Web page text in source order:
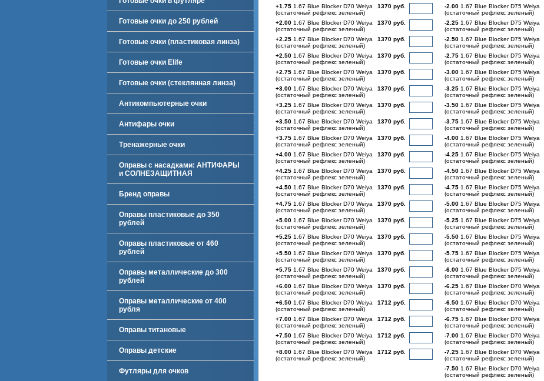
Готовые очки до 250 рублей
Готовые очки (пластиковая линза)
Готовые очки Elife
Готовые очки (стеклянная линза)
Антикомпьютерные очки
Антифары очки
Тренажерные очки
Оправы с насадками: АНТИФАРЫ
и СОЛНЕЗАЩИТНАЯ
Бренд оправы
Оправы пластиковые до 350
рублей
Оправы пластиковые от 460
рублей
Оправы металлические до 300
рублей
Оправы металлические от 400
рубля
Оправы титановые
Оправы детские
Футляры для очков
+1.75 1.67 Blue Blocker D70 Weiya
(остаточный рефлекс зеленый)
1370 руб.
+2.00 1.67 Blue Blocker D70 Weiya
(остаточный рефлекс зеленый)
1370 руб.
+2.25 1.67 Blue Blocker D70 Weiya
(остаточный рефлекс зеленый)
1370 руб.
+2.50 1.67 Blue Blocker D70 Weiya
(остаточный рефлекс зеленый)
1370 руб.
+2.75 1.67 Blue Blocker D70 Weiya
(остаточный рефлекс зеленый)
1370 руб.
+3.00 1.67 Blue Blocker D70 Weiya
(остаточный рефлекс зеленый)
1370 руб.
+3.25 1.67 Blue Blocker D70 Weiya
(остаточный рефлекс зеленый)
1370 руб.
+3.50 1.67 Blue Blocker D70 Weiya
(остаточный рефлекс зеленый)
1370 руб.
+3.75 1.67 Blue Blocker D70 Weiya
(остаточный рефлекс зеленый)
1370 руб.
+4.00 1.67 Blue Blocker D70 Weiya
(остаточный рефлекс зеленый)
1370 руб.
+4.25 1.67 Blue Blocker D70 Weiya
(остаточный рефлекс зеленый)
1370 руб.
+4.50 1.67 Blue Blocker D70 Weiya
(остаточный рефлекс зеленый)
1370 руб.
+4.75 1.67 Blue Blocker D70 Weiya
(остаточный рефлекс зеленый)
1370 руб.
+5.00 1.67 Blue Blocker D70 Weiya
(остаточный рефлекс зеленый)
1370 руб.
+5.25 1.67 Blue Blocker D70 Weiya
(остаточный рефлекс зеленый)
1370 руб.
+5.50 1.67 Blue Blocker D70 Weiya
(остаточный рефлекс зеленый)
1370 руб.
+5.75 1.67 Blue Blocker D70 Weiya
(остаточный рефлекс зеленый)
1370 руб.
+6.00 1.67 Blue Blocker D70 Weiya
(остаточный рефлекс зеленый)
1370 руб.
+6.50 1.67 Blue Blocker D70 Weiya
(остаточный рефлекс зеленый)
1712 руб.
+7.00 1.67 Blue Blocker D70 Weiya
(остаточный рефлекс зеленый)
1712 руб.
+7.50 1.67 Blue Blocker D70 Weiya
(остаточный рефлекс зеленый)
1712 руб.
+8.00 1.67 Blue Blocker D70 Weiya
(остаточный рефлекс зеленый)
1712 руб.
-2.00 1.67 Blue Blocker D75 Weiya
(остаточный рефлекс зеленый)
-2.25 1.67 Blue Blocker D75 Weiya
(остаточный рефлекс зеленый)
-2.50 1.67 Blue Blocker D75 Weiya
(остаточный рефлекс зеленый)
-2.75 1.67 Blue Blocker D75 Weiya
(остаточный рефлекс зеленый)
-3.00 1.67 Blue Blocker D75 Weiya
(остаточный рефлекс зеленый)
-3.25 1.67 Blue Blocker D75 Weiya
(остаточный рефлекс зеленый)
-3.50 1.67 Blue Blocker D75 Weiya
(остаточный рефлекс зеленый)
-3.75 1.67 Blue Blocker D75 Weiya
(остаточный рефлекс зеленый)
-4.00 1.67 Blue Blocker D75 Weiya
(остаточный рефлекс зеленый)
-4.25 1.67 Blue Blocker D75 Weiya
(остаточный рефлекс зеленый)
-4.50 1.67 Blue Blocker D75 Weiya
(остаточный рефлекс зеленый)
-4.75 1.67 Blue Blocker D75 Weiya
(остаточный рефлекс зеленый)
-5.00 1.67 Blue Blocker D75 Weiya
(остаточный рефлекс зеленый)
-5.25 1.67 Blue Blocker D75 Weiya
(остаточный рефлекс зеленый)
-5.50 1.67 Blue Blocker D75 Weiya
(остаточный рефлекс зеленый)
-5.75 1.67 Blue Blocker D75 Weiya
(остаточный рефлекс зеленый)
-6.00 1.67 Blue Blocker D75 Weiya
(остаточный рефлекс зеленый)
-6.25 1.67 Blue Blocker D70 Weiya
(остаточный рефлекс зеленый)
-6.50 1.67 Blue Blocker D70 Weiya
(остаточный рефлекс зеленый)
-6.75 1.67 Blue Blocker D70 Weiya
(остаточный рефлекс зеленый)
-7.00 1.67 Blue Blocker D70 Weiya
(остаточный рефлекс зеленый)
-7.25 1.67 Blue Blocker D70 Weiya
(остаточный рефлекс зеленый)
-7.50 1.67 Blue Blocker D70 Weiya
(остаточный рефлекс зеленый)